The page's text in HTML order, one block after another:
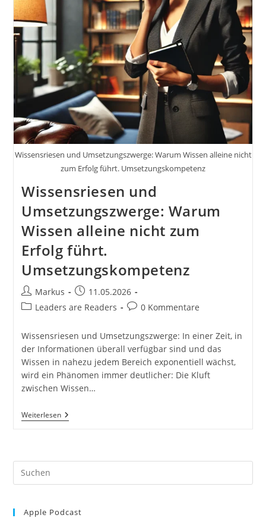
Kreuter
Marcel
Remus
Vorbild
Über
ToDo
Liste
Und
Vision
Board
#GedankenZumLeben
Wissensriesen und Umsetzungszwerge: Warum Wissen alleine nicht
zum Erfolg führt. Umsetzungskompetenz
Wissensriesen und
Umsetzungszwerge: Warum
Wissen alleine nicht zum
Erfolg führt.
Umsetzungskompetenz
Beitrags-
Autor:
Markus
Beitrag
veröffentlicht:
11.05.2026
Beitrags-
Leaders are Readers
Beitrags-
0 Kommentare
Wissensriesen und Umsetzungszwerge: In einer Zeit, in
der Informationen überall verfügbar sind und das
Wissen in nahezu jedem Bereich exponentiell wächst,
wird ein Phänomen immer deutlicher: Die Kluft
zwischen Wissen…
WeiterlesenWissensriesen
Und
Alleine
Zum
Umsetzungskompetenz
Apple Podcast